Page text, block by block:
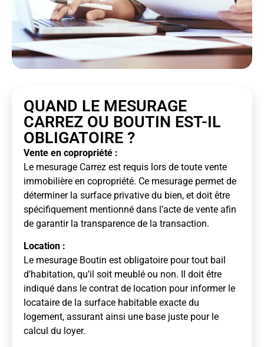
QUAND LE MESURAGE
CARREZ OU BOUTIN EST-IL
OBLIGATOIRE ?
Vente en copropriété :
Le mesurage Carrez est requis lors de toute vente
immobilière en copropriété. Ce mesurage permet de
déterminer la surface privative du bien, et doit être
spécifiquement mentionné dans l’acte de vente afin
de garantir la transparence de la transaction.
Location :
Le mesurage Boutin est obligatoire pour tout bail
d’habitation, qu’il soit meublé ou non. Il doit être
indiqué dans le contrat de location pour informer le
locataire de la surface habitable exacte du
logement, assurant ainsi une base juste pour le
calcul du loyer.